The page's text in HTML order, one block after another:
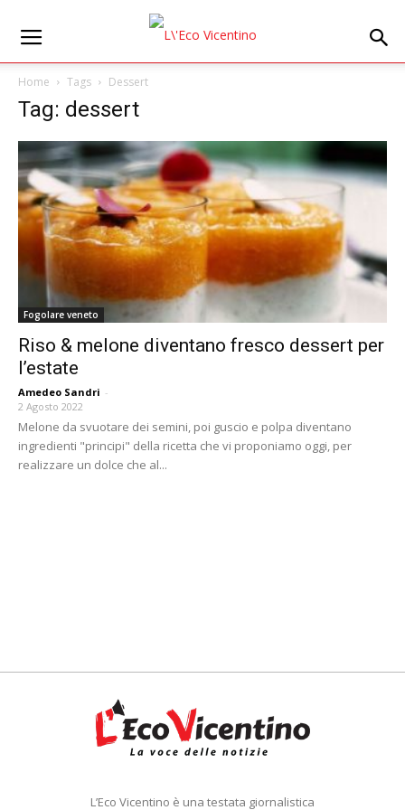
Home Tags Dessert
Tag: dessert
Fogolare veneto
Riso & melone diventano fresco dessert per
l’estate
Amedeo Sandri -
2 Agosto 2022
Melone da svuotare dei semini, poi guscio e polpa diventano
ingredienti "principi" della ricetta che vi proponiamo oggi, per
realizzare un dolce che al...
L’Eco Vicentino è una testata giornalistica